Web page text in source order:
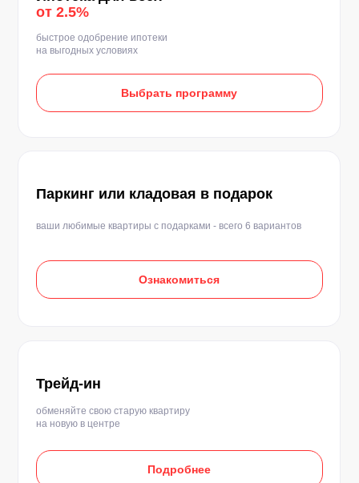
Трейд-ин
обменяйте свою старую квартиру
на новую в центре
Подробнее
Паркинг или кладовая в подарок
ваши любимые квартиры с подарками - всего 6 вариантов
Ознакомиться
от 2.5%
быстрое одобрение ипотеки
на выгодных условиях
Выбрать программу